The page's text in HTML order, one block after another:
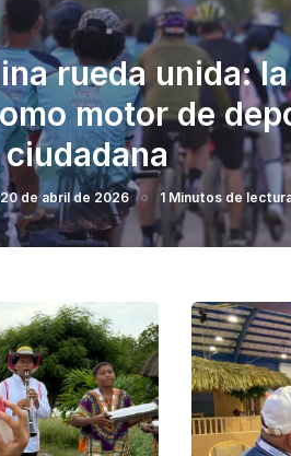
rueda unida:
motor de
20 de abril de 2026 1 Minutos de